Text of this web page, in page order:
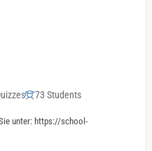
73 Students
unter: https://school-